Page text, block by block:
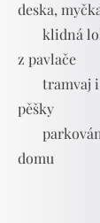
deska,
klidná
z pavlače
tramvaj
pěšky
park
domu